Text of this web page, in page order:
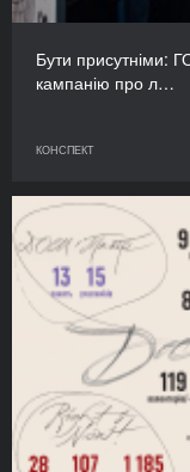
Бути присутніми:
кампанію про л…
КОНСПЕКТ